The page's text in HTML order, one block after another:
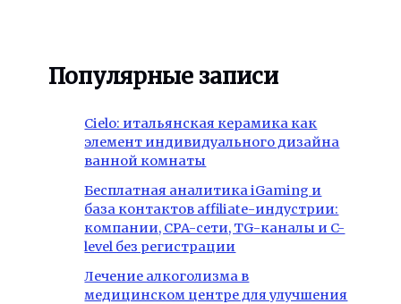
Популярные записи
Cielo: итальянская керамика как
элемент индивидуального дизайна
ванной комнаты
Бесплатная аналитика iGaming и
база контактов affiliate-индустрии:
компании, CPA-сети, TG-каналы и C-
level без регистрации
Лечение алкоголизма в
медицинском центре для улучшения